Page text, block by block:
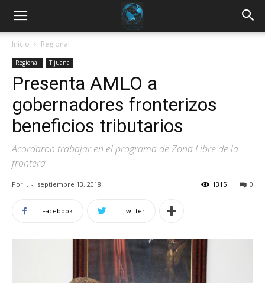
Inicio Regional
Regional Tijuana
Presenta AMLO a
gobernadores fronterizos
beneficios tributarios
Acordaron trabajar en el programa de Zona Libre de la
frontera
Por . - septiembre 13, 2018 0
1315
Facebook Twitter